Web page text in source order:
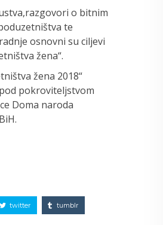
o bitnim
te
osnovni su ciljevi
žena“.
žena 2018“
pokroviteljstvom
Doma naroda
twitter tumblr